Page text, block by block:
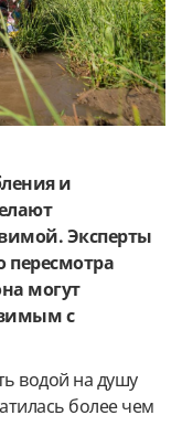
и
Эксперты
пересмотра
могут
с
водой на душу
более чем